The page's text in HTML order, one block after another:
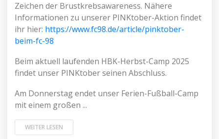
Zeichen der Brustkrebsawareness. Nähere
Informationen zu unserer PINKtober-Aktion findet
ihr hier: https://www.fc98.de/article/pinktober-
beim-fc-98
Beim aktuell laufenden HBK-Herbst-Camp 2025
findet unser PINKtober seinen Abschluss.
Am Donnerstag endet unser Ferien-Fußball-Camp
mit einem großen ...
WEITER LESEN